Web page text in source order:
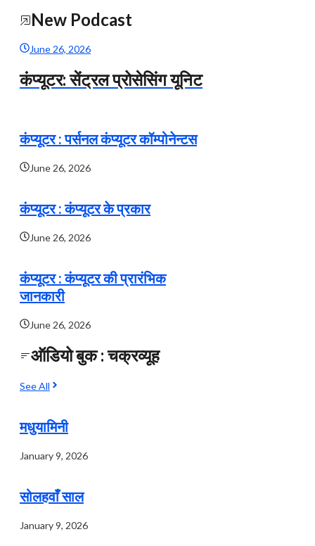
New Podcast
June 26, 2026
कंप्यूटर: सेंट्रल प्रोसेसिंग यूनिट
कंप्यूटर : पर्सनल कंप्यूटर कॉम्पोनेन्टस
June 26, 2026
कंप्यूटर : कंप्यूटर के प्रकार
June 26, 2026
कंप्यूटर : कंप्यूटर की प्रारंभिक
जानकारी
June 26, 2026
ऑडियो बुक : चक्रव्यूह
See All
मधुयामिनी
January 9, 2026
सोलहवाँ साल
January 9, 2026